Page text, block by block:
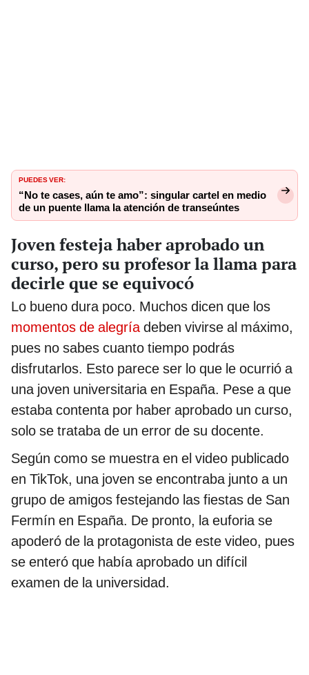
PUEDES VER:
“No te cases, aún te amo”: singular cartel en medio
de un puente llama la atención de transeúntes
Joven festeja haber aprobado un
curso, pero su profesor la llama para
decirle que se equivocó
Lo bueno dura poco. Muchos dicen que los
momentos de alegríadeben vivirse al máximo,
pues no sabes cuanto tiempo podrás
disfrutarlos. Esto parece ser lo que le ocurrió a
una joven universitaria en España. Pese a que
estaba contenta por haber aprobado un curso,
solo se trataba de un error de su docente.
Según como se muestra en el video publicado
en TikTok, una joven se encontraba junto a un
grupo de amigos festejando las fiestas de San
Fermín en España. De pronto, la euforia se
apoderó de la protagonista de este video, pues
se enteró que había aprobado un difícil
examen de la universidad.